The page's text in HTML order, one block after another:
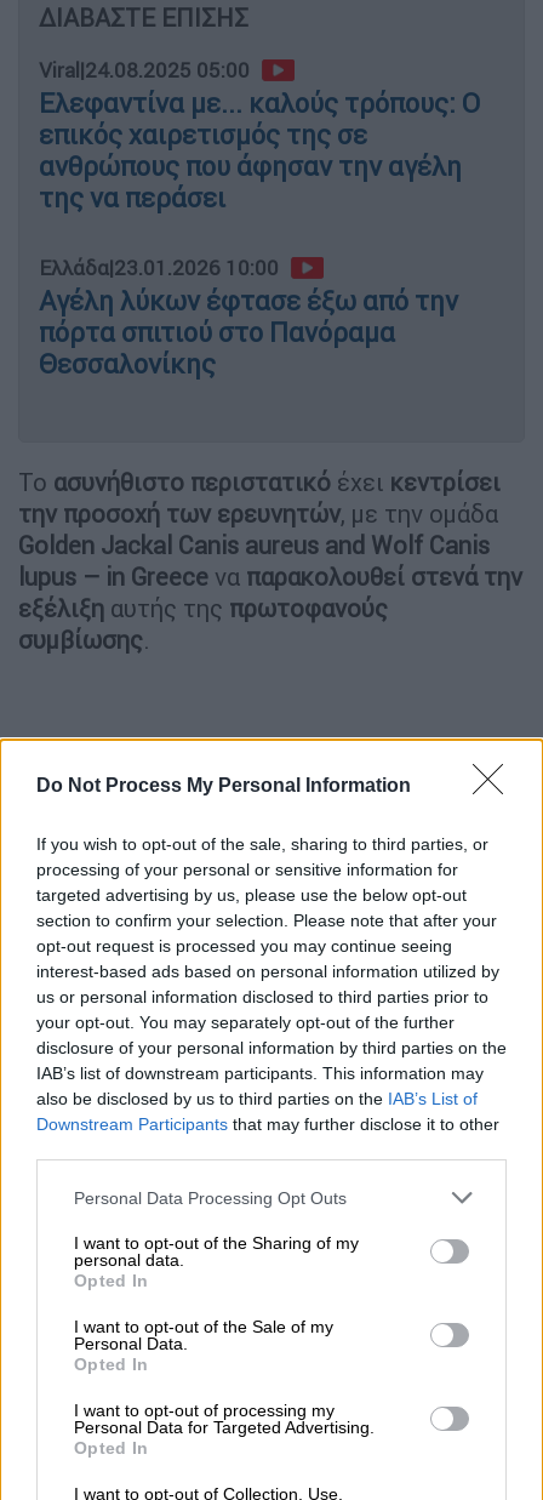
Do Not Process My Personal Information
If you wish to opt-out of the sale, sharing to third parties, or
processing of your personal or sensitive information for
targeted advertising by us, please use the below opt-out
section to confirm your selection. Please note that after your
opt-out request is processed you may continue seeing
interest-based ads based on personal information utilized by
us or personal information disclosed to third parties prior to
your opt-out. You may separately opt-out of the further
disclosure of your personal information by third parties on the
IAB’s list of downstream participants. This information may
also be disclosed by us to third parties on the IAB’s List of
Downstream Participants that may further disclose it to other
Please note that this website/app uses one or more Google
not limited to your visit or usage behaviour. You may click to
grant or deny consent to Google and its third-party tags to
use your data for below specified purposes in below Google
consent section.
Personal Data Processing Opt Outs
I want to opt-out of the Sharing of my
personal data.
Opted In
I want to opt-out of the Sale of my
Personal Data.
Opted In
I want to opt-out of processing my
Personal Data for Targeted Advertising.
Opted In
I want to opt-out of Collection, Use,
ΔΙΑΒΑΣΤΕ ΕΠΙΣΗΣ
Viral |24.08.2025 05:00
Ελεφαντίνα με... καλούς τρόπους: Ο
επικός χαιρετισμός της σε
ανθρώπους που άφησαν την αγέλη
της να περάσει
Ελλάδα|23.01.2026 10:00
Αγέλη λύκων έφτασε έξω από την
πόρτα σπιτιού στο Πανόραμα
Θεσσαλονίκης
Το ασυνήθιστο περιστατικό έχει κεντρίσει
την προσοχή των ερευνητών, με την ομάδα
Golden Jackal Canis aureus and Wolf Canis
lupus – in Greece να παρακολουθεί στενά την
εξέλιξη αυτής της πρωτοφανούς
συμβίωσης.